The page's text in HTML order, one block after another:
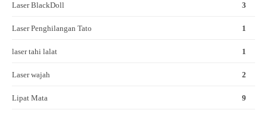
Laser BlackDoll 3
Laser Penghilangan Tato 1
laser tahi lalat 1
Laser wajah 2
Lipat Mata 9